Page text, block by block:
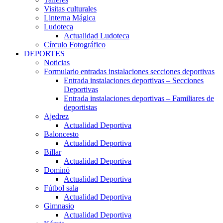
Visitas culturales
Linterna Mágica
Ludoteca
Actualidad Ludoteca
Círculo Fotográfico
DEPORTES
Noticias
Formulario entradas instalaciones secciones deportivas
Entrada instalaciones deportivas – Secciones
Deportivas
Entrada instalaciones deportivas – Familiares de
deportistas
Ajedrez
Actualidad Deportiva
Baloncesto
Actualidad Deportiva
Billar
Actualidad Deportiva
Dominó
Actualidad Deportiva
Fútbol sala
Actualidad Deportiva
Gimnasio
Actualidad Deportiva